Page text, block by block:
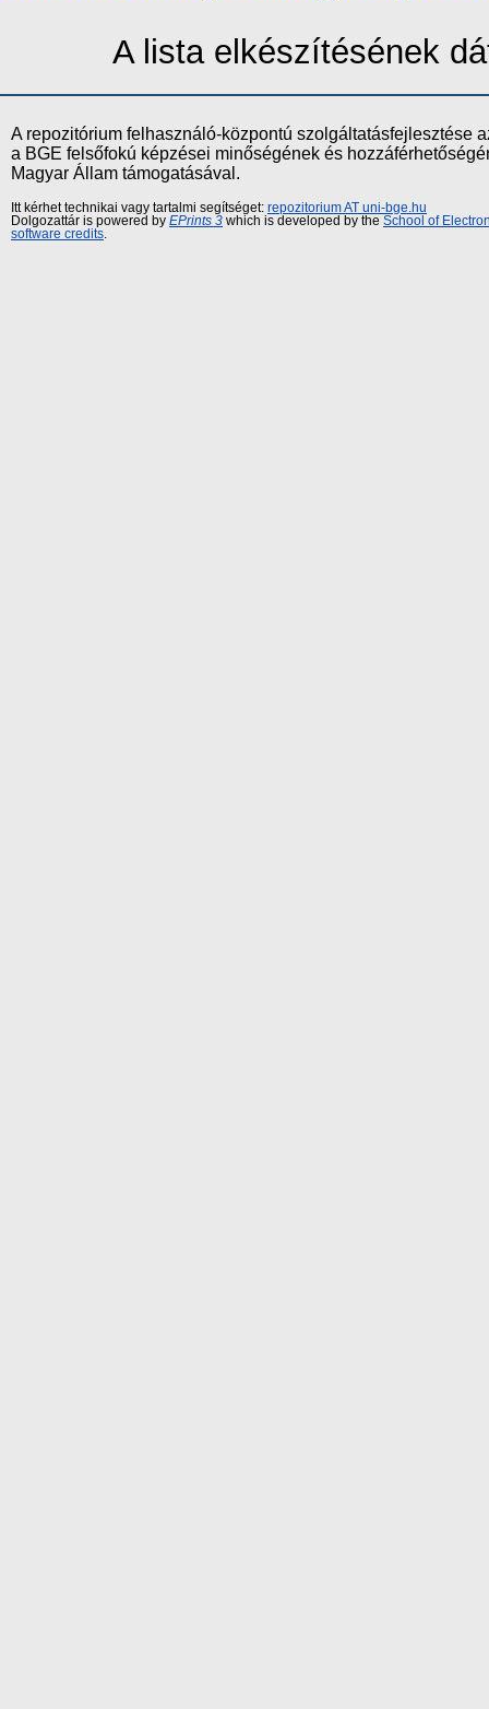
A lista elkészítésének
A repozitórium felhasználó-központú szolgáltatásfejlesztése
a BGE felsőfokú képzései minőségének és
Magyar Állam támogatásával.
Itt kérhet technikai vagy tartalmi segítséget: repozitorium AT uni-bge.hu
Dolgozattár is powered by EPrints 3 which is developed by the School of
software credits